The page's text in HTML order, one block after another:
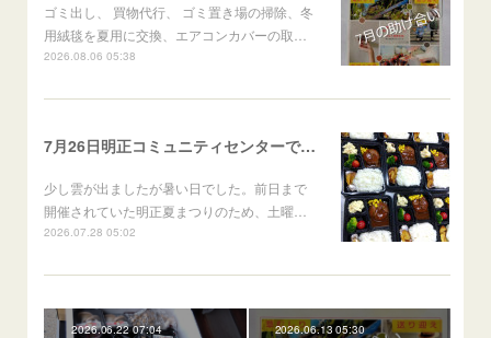
ゴミ出し、 買物代行、 ゴミ置き場の掃除、冬
用絨毯を夏用に交換、エアコンカバーの取…
2026.08.06 05:38
7月26日明正コミュニティセンターでひよっこ食堂しました
少し雲が出ましたが暑い日でした。前日まで
開催されていた明正夏まつりのため、土曜…
2026.07.28 05:02
2026.06.22 07:04 2026.06.13 05:30